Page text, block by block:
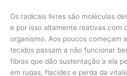
Os radicais livres são moléculas
e por isso altamente reativas com
organismo. Aos poucos começam
tecidos passam a não funcionar
fibras que dão sustentação a ela
em rugas, flacidez e perda da